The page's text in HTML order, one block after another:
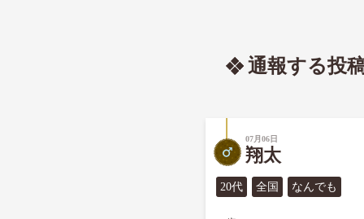
通報する投
07月06日
翔太
20代 全国 なんでも